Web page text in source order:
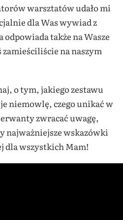
warsztatów udało mi
dla Was wywiad z
także na Wasze
na naszym
o tym, jakiego zestawu
niemowlę, czego unikać w
zwracać uwagę,
najważniejsze wskazówki
dla wszystkich Mam!